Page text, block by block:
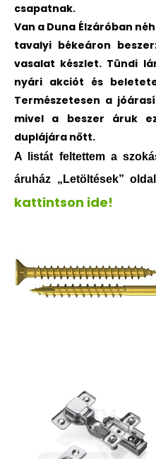
csapatnak.
Van a Duna Élzáróban
tavalyi békeáron
vasalat készlet. Tündi
nyári akciót és
Természetesen a
mivel a beszer áruk
duplájára nőtt.
A listát feltettem a
áruház „Letöltések”
kattintson ide!